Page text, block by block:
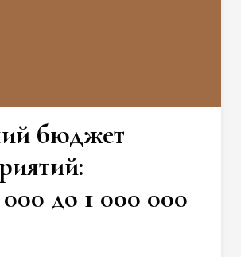
бюджет
до 1 000 000